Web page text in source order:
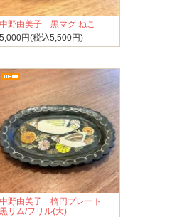
中野由美子 黒マグ ねこ
5,000円(税込5,500円)
中野由美子 楕円プレート
黒リム/フリル(大)